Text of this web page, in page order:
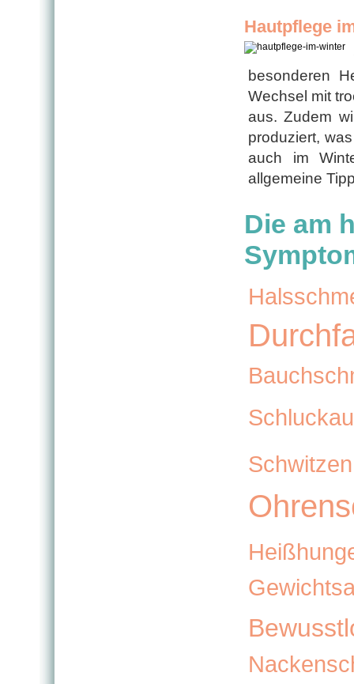
Hautpflege
besonderen
Wechsel mit
aus. Zudem
produziert,
auch im
allgemeine
Die am
Schwitzen